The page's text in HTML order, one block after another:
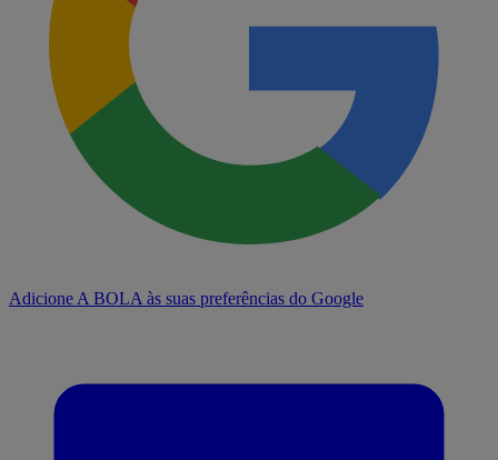
Adicione A BOLA às suas preferências do Google